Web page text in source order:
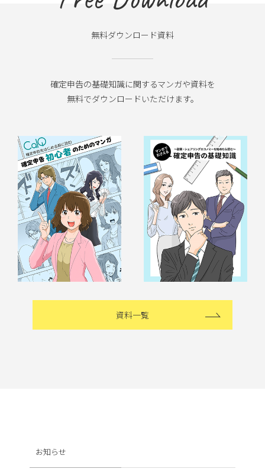
無料ダウンロード資料
確定申告の基礎知識に関するマンガや資料を
無料でダウンロードいただけます。
資料一覧
お知らせ